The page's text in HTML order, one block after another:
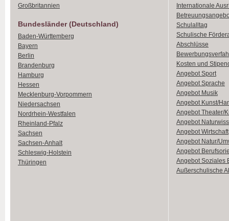
Großbritannien
Bundesländer (Deutschland)
Baden-Württemberg
Bayern
Berlin
Brandenburg
Hamburg
Hessen
Mecklenburg-Vorpommern
Niedersachsen
Nordrhein-Westfalen
Rheinland-Pfalz
Sachsen
Sachsen-Anhalt
Schleswig-Holstein
Thüringen
Internationale
Schulalltag
Schulische
Abschlüsse
Kosten und
Angebot Sport
Angebot Sprache
Angebot Musik
Angebot Kunst/
Angebot Theater/
Angebot
Angebot Wirtschaft
Angebot Natur/
Angebot
Angebot Soziales
Außerschulische